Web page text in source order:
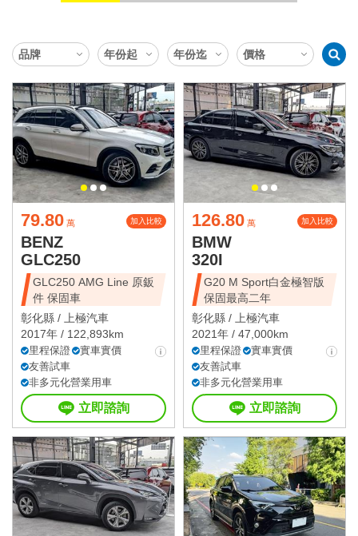
79.80 萬 加入比較
BENZ
GLC250
GLC250 AMG Line 原鈑
件 保固車
彰化縣 /
上極汽車
2017年 / 122,893km
里程保證
實車實價
友善試車
非多元化營業用車
立即諮詢
126.80 萬 加入比較
BMW
320I
G20 M Sport白金極智版
保固最高二年
彰化縣 /
上極汽車
2021年 / 47,000km
里程保證
實車實價
友善試車
非多元化營業用車
立即諮詢